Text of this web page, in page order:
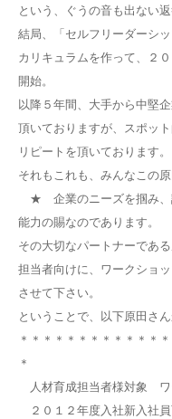
という、ぐうの音も出ない返
結局、「セルフリーダーシ
カリキュラムを作って、２
開始。
以降５年間、大手から中堅
頂いておりますが、スポッ
リピートを頂いております。
それもこれも、みんなこの
★ 企業のニーズを掴み、
能力の賜なのであります。
その大切なパートナーであ
担当者向けに、ワークショ
させて下さい。
ということで、以下原田さ
＊＊＊＊＊＊＊＊＊＊＊＊
＊
人材育成担当者様対象 ワ
２０１２年度入社新入社